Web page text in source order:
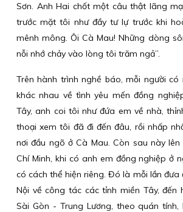
Sơn. Anh Hai chốt một câu thật lãng
trước mặt tôi như đầy tư lự trước khi
mênh mông. Ôi Cà Mau! Những dòng
nỗi nhớ chảy vào lòng tôi trăm ngả”.
Trên hành trình nghề báo, mỗi người có
khác nhau về tình yêu mến đồng
Tây, anh coi tôi như đứa em về nhà,
thoại xem tôi đã đi đến đâu, rồi nhấp
nơi đầu ngõ ở Cà Mau. Còn sau này
Chí Minh, khi có anh em đồng nghiệp ở
có cách thể hiện riêng. Đó là mỗi lần đưa
Nội về công tác các tỉnh miền Tây, đến
Sài Gòn - Trung Lương, theo quán